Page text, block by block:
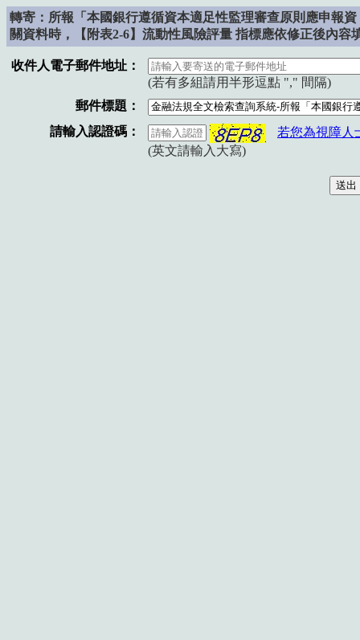
轉寄：所報「本國銀行遵循資本適足性監理審查原則應申報
關資料時，【附表2-6】流動性風險評量 指標應依修正後內容
收件人電子郵件地址：
(若有多組請用半形逗點 "," 間隔)
郵件標題：
請輸入認證碼：
若您為視障人
(英文請輸入大寫)